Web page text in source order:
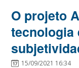
O projeto
tecnologia
15/09/2021 16:34